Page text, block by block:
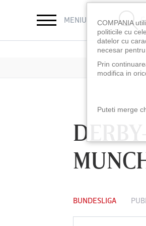
MENIU
BUNDESLIGA
LUNI 10 AUG, 18:30
COMPANIA
politicile cu
datelor cu
necesar
Prin
modifica in
Puteti merge